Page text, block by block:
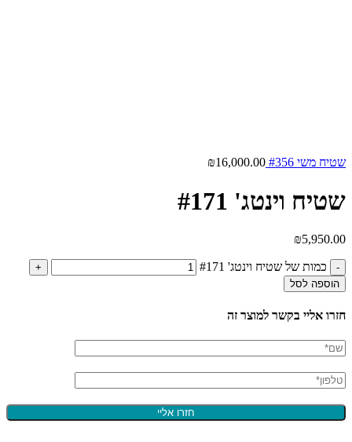
שטיח משי #356 ₪16,000.00
שטיח וינטג' #171
₪5,950.00
כמות של שטיח וינטג' #171
הוספה לסל
חזרו אליי בקשר למוצר זה